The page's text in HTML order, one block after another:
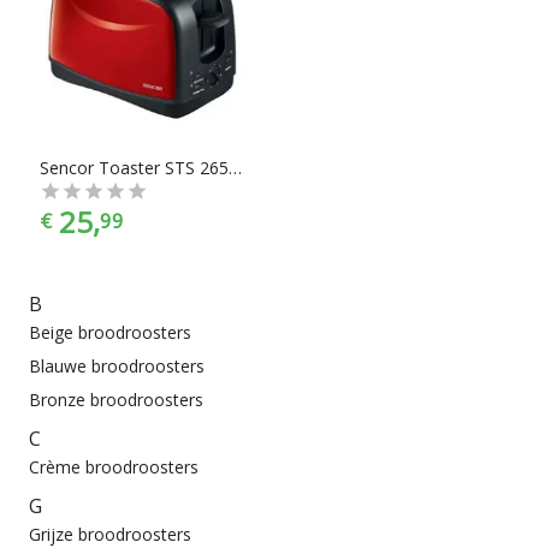
Sencor Toaster STS 2652RD
€ 25,99
B
Beige broodroosters
Blauwe broodroosters
Bronze broodroosters
C
Crème broodroosters
G
Grijze broodroosters